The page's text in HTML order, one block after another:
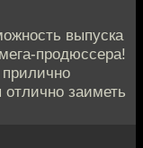
выпуска
продюссера!
прилично
заиметь